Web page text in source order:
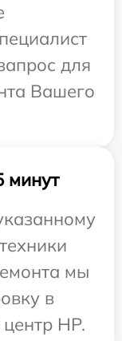
для
Вашего
минут
мы
в
HP.